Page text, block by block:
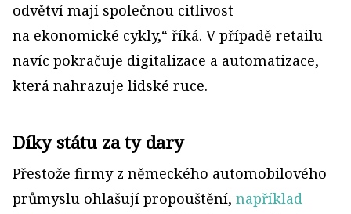
odvětví mají společnou citlivost
na ekonomické cykly,“ říká. V případě retailu
navíc pokračuje digitalizace a automatizace,
která nahrazuje lidské ruce.
Díky státu za ty dary
Přestože firmy z německého auto­mobilového
průmyslu ohlašují propouštění, například